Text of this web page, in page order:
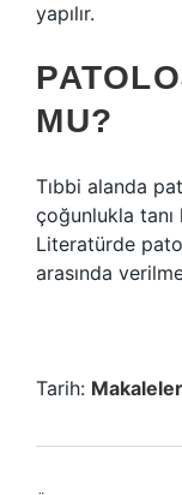
yapılır.
MU?
Tıbbi alanda
çoğunlukla tanı
Literatürde
arasında
Tarih: Makaleler